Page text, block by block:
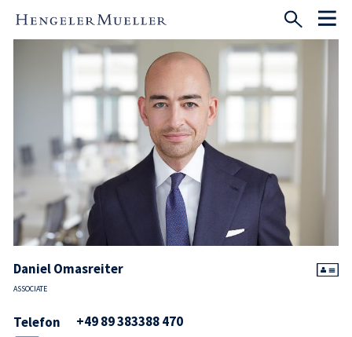
Daniel Omasreiter
ASSOCIATE
Telefon +49 89 383388 470